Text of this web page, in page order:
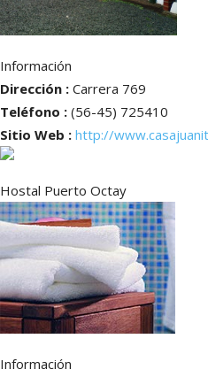
Información
Dirección : Carrera 769
Teléfono : (56-45) 725410
Sitio Web : http://
Hostal Puerto Octay
Información